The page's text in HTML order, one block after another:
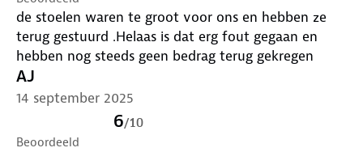
de stoelen waren te groot voor ons en hebben ze
terug gestuurd .Helaas is dat erg fout gegaan en
hebben nog steeds geen bedrag terug gekregen
AJ
14 september 2025
6/10
Beoordeeld